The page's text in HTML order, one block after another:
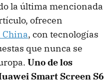
la última mencionada
ofrecen
, con tecnologías
que nunca se
Uno de los
Smart Screen S6